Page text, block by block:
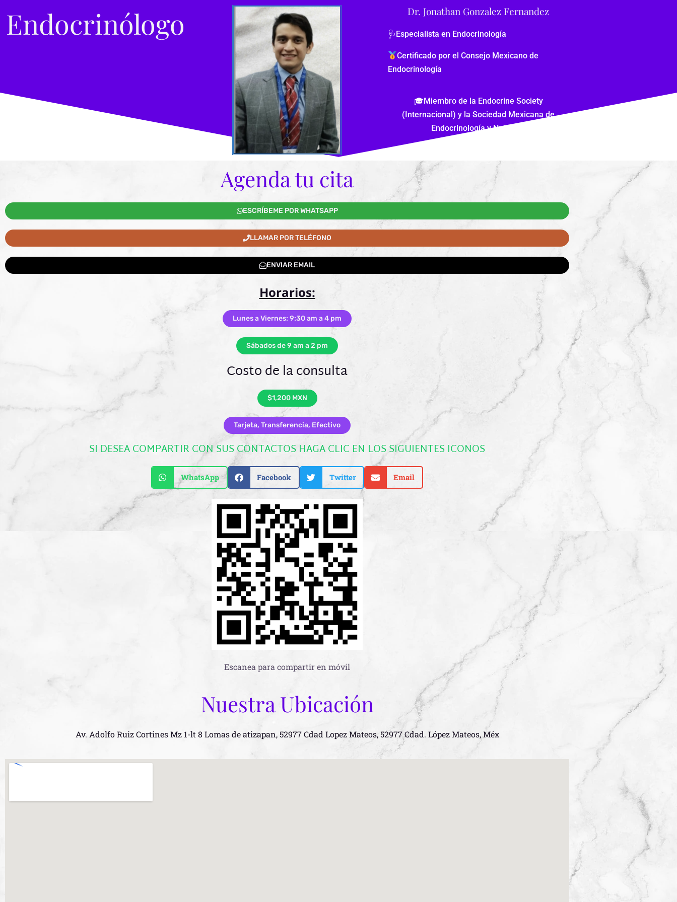
Endocrinólogo Dr. Jonathan Gonzalez Fernandez
🩺Especialista en Endocrinología
Certificado por el Consejo Mexicano de
Endocrinología
🎓Miembro de la Endocrine Society
(Internacional) y la Sociedad Mexicana de
Endocrinología y Nutrición
Agenda tu cita
ESCRÍBEME POR WHATSAPP
LLAMAR POR TELÉFONO
ENVIAR EMAIL
Horarios:
Lunes a Viernes: 9:30 am a 4 pm
Sábados de 9 am a 2 pm
Costo de la consulta
$1,200 MXN
Tarjeta, Transferencia, Efectivo
SI DESEA COMPARTIR CON SUS CONTACTOS HAGA CLIC EN LOS SIGUIENTES ICONOS
WhatsApp Facebook Twitter Email
Escanea para compartir en móvil
Nuestra Ubicación
Av. Adolfo Ruiz Cortines Mz 1-lt 8 Lomas de atizapan, 52977 Cdad Lopez Mateos, 52977 Cdad. López Mateos, Méx